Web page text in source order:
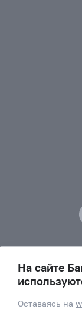
На сайте
Оставаясь на